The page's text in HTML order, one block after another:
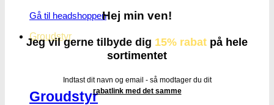
Gå til headshoppen
Groudstyr
Groudstyr
Hej min ven!
Jeg vil gerne tilbyde dig 15% rabat på hele
sortimentet
Indtast dit navn og email - så modtager du dit
rabatlink med det samme